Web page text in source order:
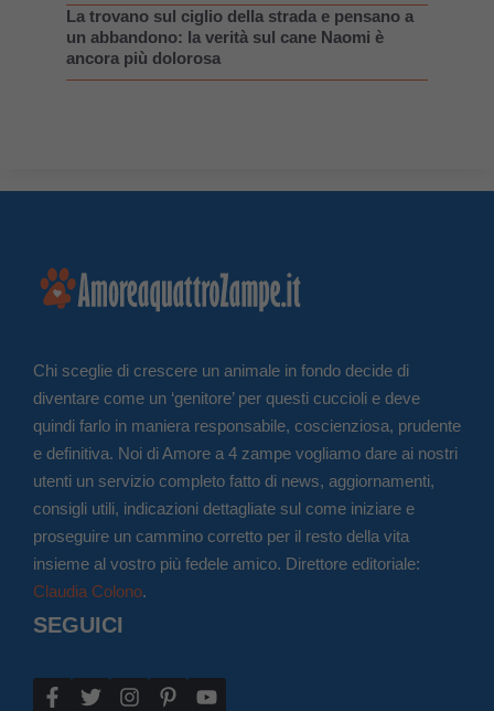
La trovano sul ciglio della strada e pensano a
un abbandono: la verità sul cane Naomi è
ancora più dolorosa
Chi sceglie di crescere un animale in fondo decide di
diventare come un ‘genitore’ per questi cuccioli e deve
quindi farlo in maniera responsabile, coscienziosa, prudente
e definitiva. Noi di Amore a 4 zampe vogliamo dare ai nostri
utenti un servizio completo fatto di news, aggiornamenti,
consigli utili, indicazioni dettagliate sul come iniziare e
proseguire un cammino corretto per il resto della vita
insieme al vostro più fedele amico. Direttore editoriale:
Claudia Colono.
SEGUICI